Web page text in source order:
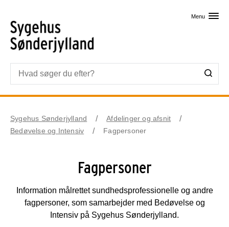
Menu
Sygehus Sønderjylland
Afdelinger og afsnit
Bedøvelse og Intensiv
Fagpersoner
Fagpersoner
Information målrettet sundhedsprofessionelle og andre
fagpersoner, som samarbejder med Bedøvelse og
Intensiv på Sygehus Sønderjylland.